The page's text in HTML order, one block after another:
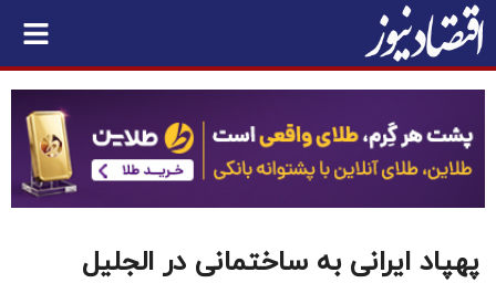
پهپاد ایرانی به ساختمانی در الجلیل